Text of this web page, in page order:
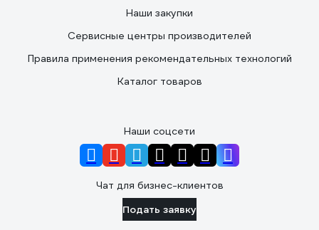
Наши закупки
Сервисные центры производителей
Правила применения рекомендательных технологий
Каталог товаров
Наши соцсети
Чат для бизнес-клиентов
Подать заявку